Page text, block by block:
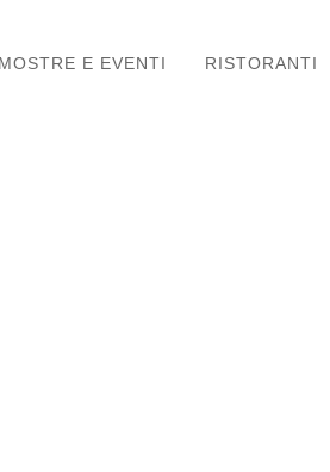
MOSTRE E EVENTI RISTORANTI